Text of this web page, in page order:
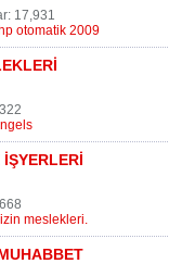
17,931
otomatik 2009
meslekleri.